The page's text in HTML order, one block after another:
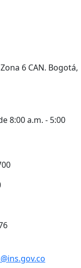
6 CAN. Bogotá,
8:00 a.m. - 5:00